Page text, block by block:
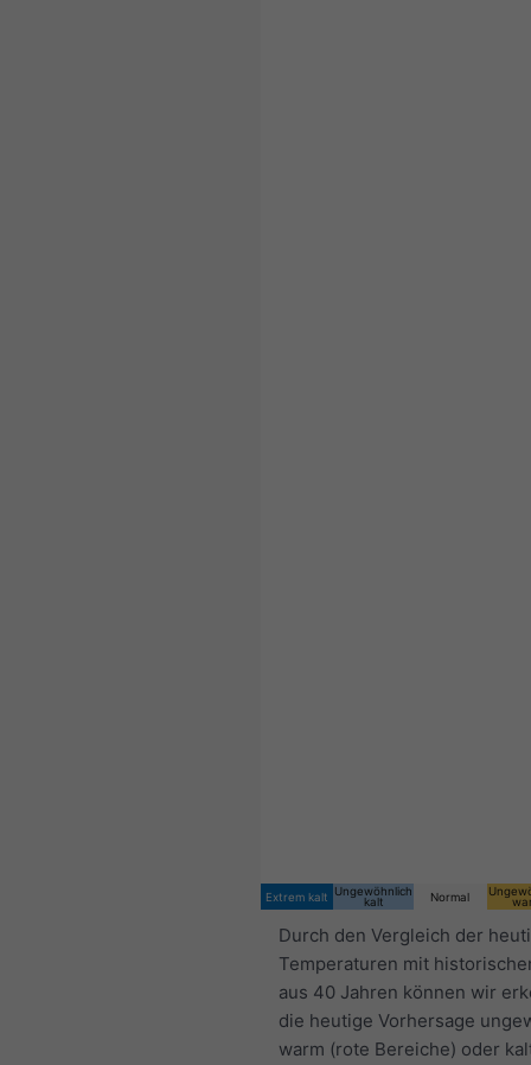
Extrem kalt
Ungewöhnlich
kalt
Normal
Durch den Vergleich der
Temperaturen mit
aus 40 Jahren können wir
die heutige Vorhersage
warm (rote Bereiche) oder